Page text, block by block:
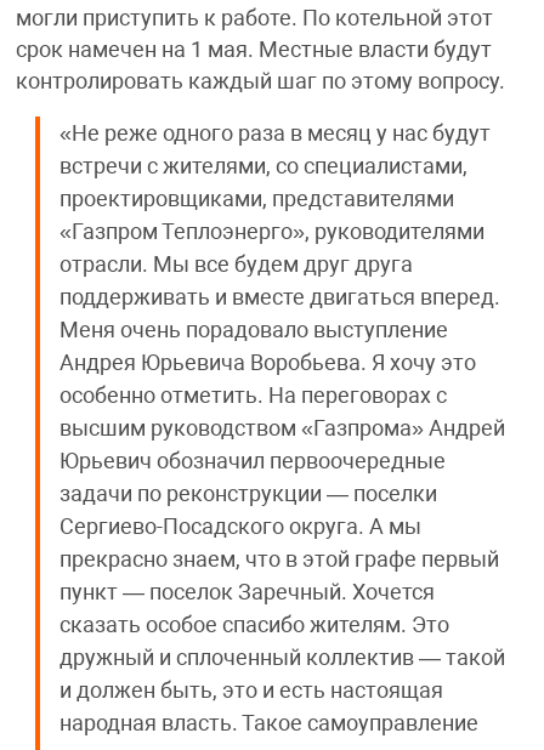
могли приступить к работе. По котельной этот
срок намечен на 1 мая. Местные власти будут
контролировать каждый шаг по этому вопросу.
«Не реже одного раза в месяц у нас будут
встречи с жителями, со специалистами,
проектировщиками, представителями
«Газпром Теплоэнерго», руководителями
отрасли. Мы все будем друг друга
поддерживать и вместе двигаться вперед.
Меня очень порадовало выступление
Андрея Юрьевича Воробьева. Я хочу это
особенно отметить. На переговорах с
высшим руководством «Газпрома» Андрей
Юрьевич обозначил первоочередные
задачи по реконструкции — поселки
Сергиево-Посадского округа. А мы
прекрасно знаем, что в этой графе первый
пункт — поселок Заречный. Хочется
сказать особое спасибо жителям. Это
дружный и сплоченный коллектив — такой
и должен быть, это и есть настоящая
народная власть. Такое самоуправление